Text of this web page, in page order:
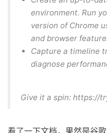
environment. Run
version of Chrome
and browser
Capture a timeline
diagnose
Give it a spin: https://
看了一下文档，果然是谷